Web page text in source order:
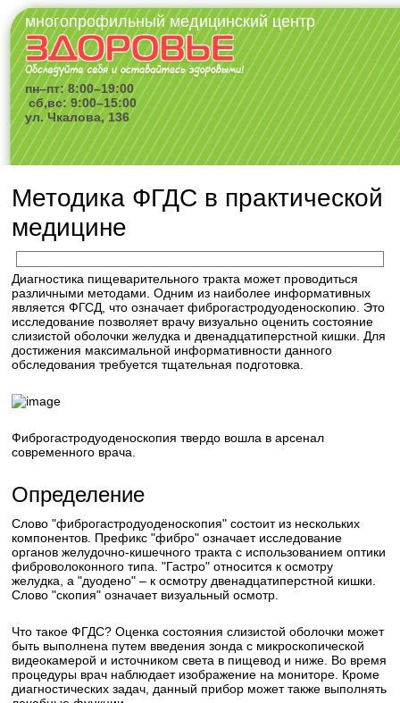
многопрофильный медицинский центр
пн–пт: 8:00–19:00
сб,вс: 9:00–15:00
ул. Чкалова, 136
Методика ФГДС в практической
медицине
Диагностика пищеварительного тракта может проводиться
различными методами. Одним из наиболее информативных
является ФГСД, что означает фиброгастродуоденоскопию. Это
исследование позволяет врачу визуально оценить состояние
слизистой оболочки желудка и двенадцатиперстной кишки. Для
достижения максимальной информативности данного
обследования требуется тщательная подготовка.
Фиброгастродуоденоскопия твердо вошла в арсенал
современного врача.
Определение
Слово "фиброгастродуоденоскопия" состоит из нескольких
компонентов. Префикс "фибро" означает исследование
органов желудочно-кишечного тракта с использованием оптики
фиброволоконного типа. "Гастро" относится к осмотру
желудка, а "дуодено" – к осмотру двенадцатиперстной кишки.
Слово "скопия" означает визуальный осмотр.
Что такое ФГДС? Оценка состояния слизистой оболочки может
быть выполнена путем введения зонда с микроскопической
видеокамерой и источником света в пищевод и ниже. Во время
процедуры врач наблюдает изображение на мониторе. Кроме
диагностических задач, данный прибор может также выполнять